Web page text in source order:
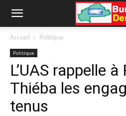
Accueil Politique
Politique
L’UAS rappelle
Thiéba les
tenus